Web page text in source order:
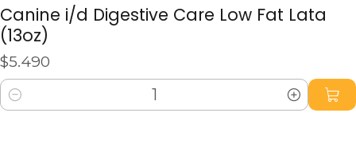
jengibre para calmar el tracto
gastrointestinal y ácidos grasos Omega-3
para reducir la inflamación.
Cuidado Urinario:Incluye el sello
Canine i/d Digestive Care Low Fat Lata
(13oz)
$5.490
Cantidad